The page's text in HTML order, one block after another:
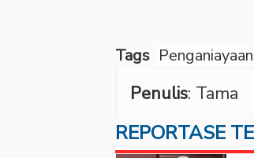
Tags Penganiayaan
Penulis: Tama
REPORTASE